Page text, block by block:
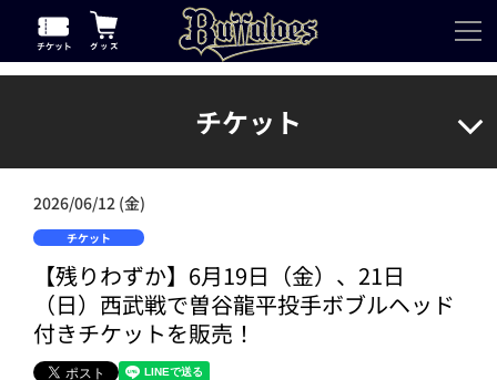
チケット
2026/06/12 (金)
チケット
【残りわずか】6月19日（金）、21日
（日）西武戦で曽谷龍平投手ボブルヘッド
付きチケットを販売！